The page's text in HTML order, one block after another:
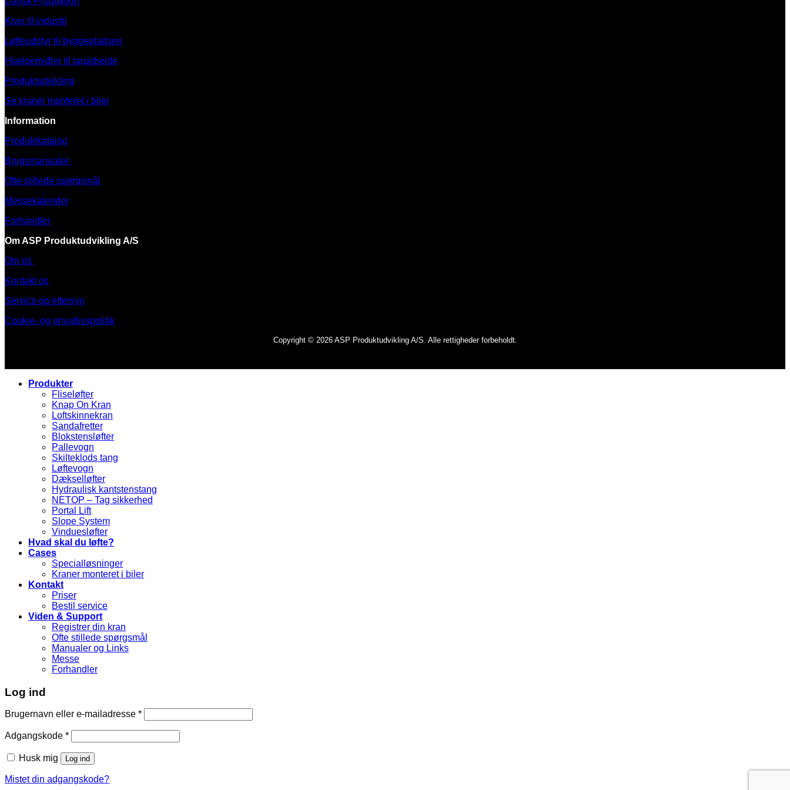
Kran til industri
Løfteudstyr til byggepladsen
Hjælpemidler til tagarbejde
Produktudvikling
Se kraner monteret i biler
Information
Produktkatalog
Brugsmanualer
Ofte stillede spørgsmål
Messekalender
Forhandler
Om ASP Produktudvikling A/S
Om os
Kontakt os
Service og eftersyn
Cookie- og privatlivspolitik
Copyright © 2026 ASP Produktudvikling A/S. Alle rettigheder forbeholdt.
Produkter
Fliseløfter
Knap On Kran
Loftskinnekran
Sandafretter
Blokstensløfter
Pallevogn
Skilteklods tang
Løftevogn
Dækselløfter
Hydraulisk kantstenstang
NETOP – Tag sikkerhed
Portal Lift
Slope System
Vinduesløfter
Hvad skal du løfte?
Cases
Specialløsninger
Kraner monteret i biler
Kontakt
Priser
Bestil service
Viden & Support
Registrer din kran
Ofte stillede spørgsmål
Manualer og Links
Messe
Forhandler
Log ind
Brugernavn eller e-mailadresse *
Adgangskode *
Husk mig Log ind
Mistet din adgangskode?